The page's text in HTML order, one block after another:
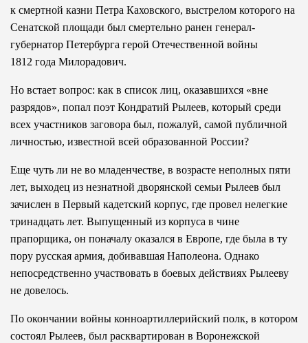
к смертной казни Петра Каховского, выстрелом которого на
Сенатской площади был смертельно ранен генерал-
губернатор Петербурга герой Отечественной войны
1812 года Милорадович.
Но встает вопрос: как в список лиц, оказавшихся «вне
разрядов», попал поэт Кондратий Рылеев, который среди
всех участников заговора был, пожалуй, самой публичной
личностью, известной всей образованной России?
Еще чуть ли не во младенчестве, в возрасте неполных пяти
лет, выходец из незнатной дворянской семьи Рылеев был
зачислен в Первый кадетский корпус, где провел нелегкие
тринадцать лет. Выпущенный из корпуса в чине
прапорщика, он поначалу оказался в Европе, где была в ту
пору русская армия, добивавшая Наполеона. Однако
непосредственно участвовать в боевых действиях Рылееву
не довелось.
По окончании войны конноартиллерийский полк, в котором
состоял Рылеев, был расквартирован в Воронежской